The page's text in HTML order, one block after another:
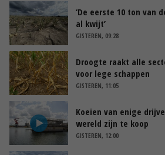
‘De eerste 10 ton van
al kwijt’
GISTEREN, 09:28
Droogte raakt alle
voor lege schappen
GISTEREN, 11:05
Koeien van enige
wereld zijn te koop
GISTEREN, 12:00